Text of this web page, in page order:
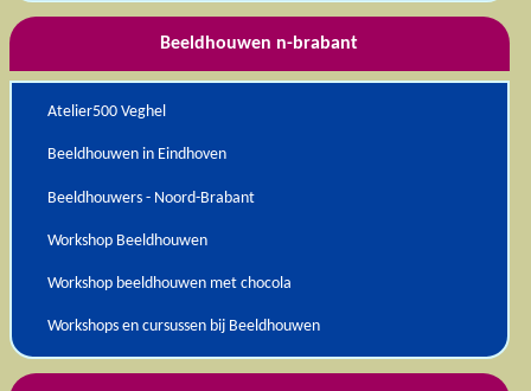
Beeldhouwen n-brabant
Atelier500 Veghel
Beeldhouwen in Eindhoven
Beeldhouwers - Noord-Brabant
Workshop Beeldhouwen
Workshop beeldhouwen met chocola
Workshops en cursussen bij Beeldhouwen